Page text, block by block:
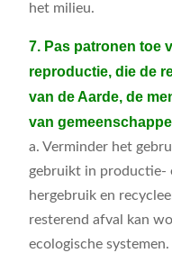
het milieu.
7. Pas patronen toe
reproductie, die de
van de Aarde, de
van
a. Verminder het
gebruikt in productie-
hergebruik en
resterend afval kan
ecologische systemen.